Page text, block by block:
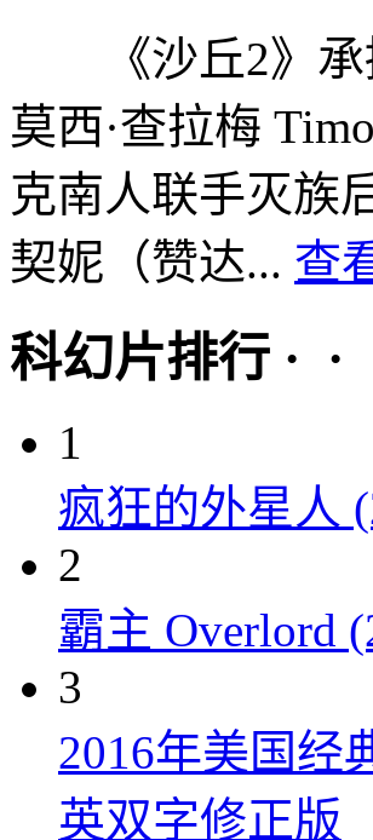
《沙丘2》承
莫西·查拉梅
克南人联手灭族
契妮（赞达... 查
科幻片排行 · ·
1
疯狂的外星人
2
霸主 Overlord
3
2016年美国经
英双字修正版